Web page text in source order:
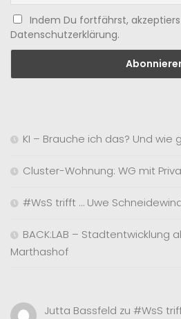
Indem Du fortfährst,
Datenschutzerklärung.
KI – Brauche ich das? Und wie
Cluster-Wohnung: WG mit
#WsS trifft … Uwe
BACK:LAB – Stadtentwicklung
Marthashof
Jutta Bassfeld zu #WsS